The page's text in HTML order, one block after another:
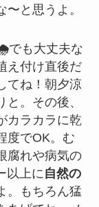
と思うよ。
でも大丈夫な
え付け直後だ
てね！朝夕涼
。その後、
カラカラに乾
度でOK。む
腐れや病気の
以上に 自然の
。もちろん猛